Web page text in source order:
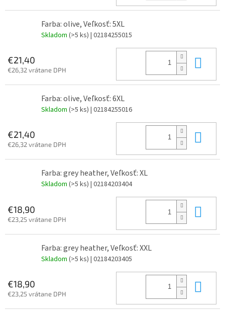
Farba: olive, Veľkosť: 5XL
Skladom (>5 ks) | 02184255015
€21,40
€26,32 vrátane DPH
Farba: olive, Veľkosť: 6XL
Skladom (>5 ks) | 02184255016
€21,40
€26,32 vrátane DPH
Farba: grey heather, Veľkosť: XL
Skladom (>5 ks) | 02184203404
€18,90
€23,25 vrátane DPH
Farba: grey heather, Veľkosť: XXL
Skladom (>5 ks) | 02184203405
€18,90
€23,25 vrátane DPH